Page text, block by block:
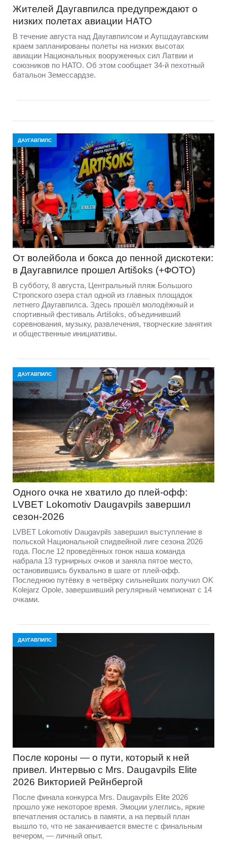
Жителей Даугавпилса предупреждают о
низких полетах авиации НАТО
В течение августа над Даугавпилсом и Аугшдаугавским
краем запланированы полеты на низких высотах
авиации Национальных вооруженных сил Латвии и
союзников по НАТО. Об этом сообщает 34-й пехотный
батальон Земессардзе.
ДАУГАВПИЛС
От волейбола и бокса до пенной дискотеки:
в Даугавпилсе прошел Artišoks (+ФОТО)
В субботу, 8 августа, Центральный пляж Большого
Стропского озера стал одной из главных площадок
летнего Даугавпилса. Здесь прошёл молодёжный и
спортивный фестиваль Artišoks, объединивший
соревнования, музыку, развлечения, творческие занятия
и общественные инициативы.
ДАУГАВПИЛС
Одного очка не хватило до плей-офф:
LVBET Lokomotiv Daugavpils завершил
сезон-2026
LVBET Lokomotiv Daugavpils завершил выступление в
польской Национальной спидвейной лиге сезона 2026
года. После 12 проведённых гонок наша команда
набрала 13 турнирных очков и заняла пятое место,
остановившись буквально в шаге от плей-офф.
Последнюю путёвку в четвёрку сильнейших получил OK
Kolejarz Opole, завершивший регулярный чемпионат с 14
очками.
ДАУГАВПИЛС
После короны — о пути, который к ней
привел. Интервью с Mrs. Daugavpils Elite
2026 Викторией Рейнбергой
После финала конкурса Mrs. Daugavpils Elite 2026
прошло уже некоторое время. Эмоции улеглись, яркие
впечатления остались в памяти, а на первый план
вышло то, что не заканчивается вместе с финальным
вечером, — личный опыт.